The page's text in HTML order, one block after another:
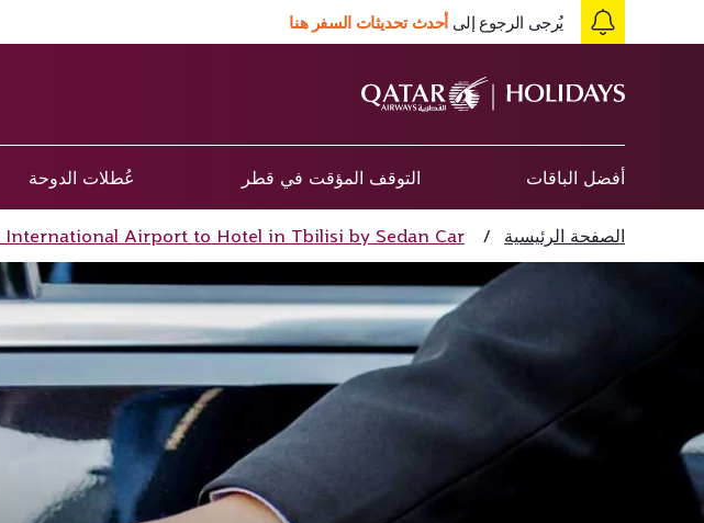
يُرجى الرجوع إلى أحدث تحديثات السفر هنا
أفضل الباقات التوقف المؤقت في قطر عُطلات الدوحة
الصفحة الرئيسية /
Airport to Hotel in Tbilisi by Sedan Car